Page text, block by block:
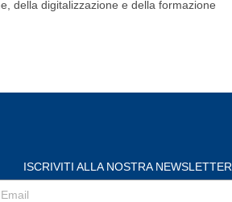
della digitalizzazione e della formazione
ISCRIVITI ALLA NOSTRA NEWSLETTER